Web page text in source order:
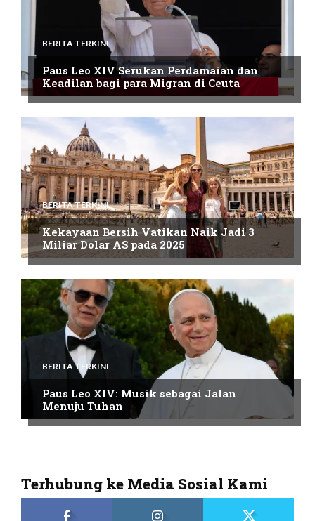
BERITA TERKINI
Paus Leo XIV Serukan Perdamaian dan
Keadilan bagi para Migran di Ceuta
BERITA TERKINI
Kekayaan Bersih Vatikan Naik Jadi 3
Miliar Dolar AS pada 2025
BERITA TERKINI
Paus Leo XIV: Musik sebagai Jalan
Menuju Tuhan
Terhubung ke Media Sosial Kami